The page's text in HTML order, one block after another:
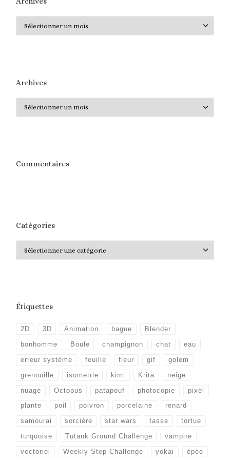
Archives
Commentaires
Catégories
Étiquettes
2D 3D Animation bague Blender
bonhomme Boule champignon chat eau
erreur système feuille fleur gif golem
grenouille isometrie kimi Krita neige
nuage Octopus patapouf photocopie pixel
plante poil poivron porcelaine renard
samourai sorcière star wars tasse tortue
turquoise Tutank Ground Challenge vampire
vectoriel Weekly Step Challenge yokai épée